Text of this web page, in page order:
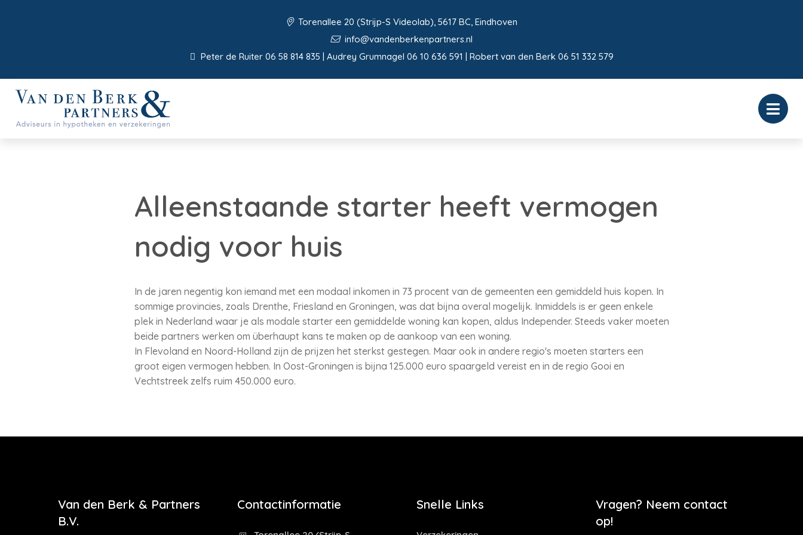
Torenallee 20 (Strijp-S Videolab), 5617 BC, Eindhoven
info@vandenberkenpartners.nl
Peter de Ruiter 06 58 814 835 | Audrey Grumnagel 06 10 636 591 | Robert van den Berk 06 51 332 579
Alleenstaande starter heeft vermogen
nodig voor huis
In de jaren negentig kon iemand met een modaal inkomen in 73 procent van de gemeenten een gemiddeld huis kopen. In
sommige provincies, zoals Drenthe, Friesland en Groningen, was dat bijna overal mogelijk. Inmiddels is er geen enkele
plek in Nederland waar je als modale starter een gemiddelde woning kan kopen, aldus Independer. Steeds vaker moeten
beide partners werken om überhaupt kans te maken op de aankoop van een woning.
In Flevoland en Noord-Holland zijn de prijzen het sterkst gestegen. Maar ook in andere regio's moeten starters een
groot eigen vermogen hebben. In Oost-Groningen is bijna 125.000 euro spaargeld vereist en in de regio Gooi en
Vechtstreek zelfs ruim 450.000 euro.
Van den Berk & Partners
B.V.
Contactinformatie Snelle Links
Vragen? Neem contact
op!